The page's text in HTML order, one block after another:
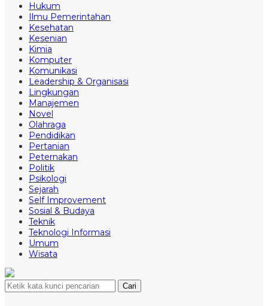
Hukum
Ilmu Pemerintahan
Kesehatan
Kesenian
Kimia
Komputer
Komunikasi
Leadership & Organisasi
Lingkungan
Manajemen
Novel
Olahraga
Pendidikan
Pertanian
Peternakan
Politik
Psikologi
Sejarah
Self Improvement
Sosial & Budaya
Teknik
Teknologi Informasi
Umum
Wisata
Cari